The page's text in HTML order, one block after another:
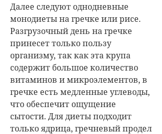
Далее следуют однодневные
монодиеты на гречке или рисе.
Разгрузочный день на гречке
принесет только пользу
организму, так как эта крупа
содержит большое количество
витаминов и микроэлементов, в
гречке есть медленные углеводы,
что обеспечит ощущение
сытости. Для диеты подходит
только ядрица, гречневый продел